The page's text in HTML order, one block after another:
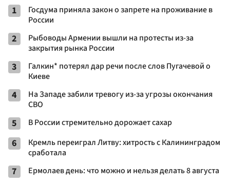
1
Госдума приняла закон о запрете на проживание в
России
2
Рыбоводы Армении вышли на протесты из-за
закрытия рынка России
3
Галкин* потерял дар речи после слов Пугачевой о
Киеве
4
На Западе забили тревогу из-за угрозы окончания
СВО
5 В России стремительно дорожает сахар
6
Кремль переиграл Литву: хитрость с Калининградом
сработала
7 Ермолаев день: что можно и нельзя делать 8 августа